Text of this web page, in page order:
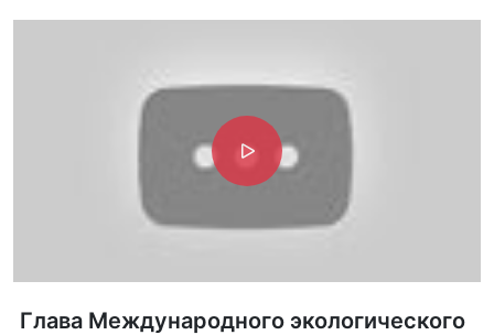
Глава Международного экологического